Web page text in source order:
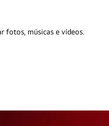
fotos, músicas e vídeos.